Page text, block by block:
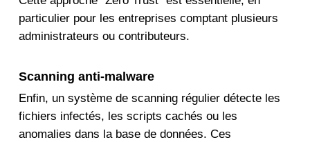
particulier pour les entreprises comptant plusieurs
administrateurs ou contributeurs.
Scanning anti-malware
Enfin, un système de scanning régulier détecte les
fichiers infectés, les scripts cachés ou les
anomalies dans la base de données. Ces